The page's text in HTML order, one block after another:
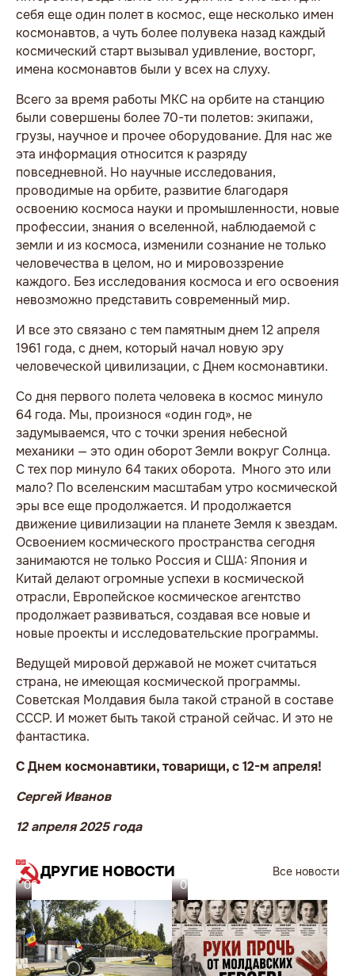
себя еще один полет в космос, еще несколько имен
космонавтов, а чуть более полувека назад каждый
космический старт вызывал удивление, восторг,
имена космонавтов были у всех на слуху.
Всего за время работы МКС на орбите на станцию
были совершены более 70-ти полетов: экипажи,
грузы, научное и прочее оборудование. Для нас же
эта информация относится к разряду
повседневной. Но научные исследования,
проводимые на орбите, развитие благодаря
освоению космоса науки и промышленности, новые
профессии, знания о вселенной, наблюдаемой с
земли и из космоса, изменили сознание не только
человечества в целом, но и мировоззрение
каждого. Без исследования космоса и его освоения
невозможно представить современный мир.
И все это связано с тем памятным днем 12 апреля
1961 года, с днем, который начал новую эру
человеческой цивилизации, с Днем космонавтики.
Со дня первого полета человека в космос минуло
64 года. Мы, произнося «один год», не
задумываемся, что с точки зрения небесной
механики — это один оборот Земли вокруг Солнца.
С тех пор минуло 64 таких оборота. Много это или
мало? По вселенским масштабам утро космической
эры все еще продолжается. И продолжается
движение цивилизации на планете Земля к звездам.
Освоением космического пространства сегодня
занимаются не только Россия и США: Япония и
Китай делают огромные успехи в космической
отрасли, Европейское космическое агентство
продолжает развиваться, создавая все новые и
новые проекты и исследовательские программы.
Ведущей мировой державой не может считаться
страна, не имеющая космической программы.
Советская Молдавия была такой страной в составе
СССР. И может быть такой страной сейчас. И это не
фантастика.
С Днем космонавтики, товарищи, с 12-м апреля!
Сергей Иванов
12 апреля 2025 года
ДРУГИЕ НОВОСТИ
Все новости
06.08.26
05.08.26